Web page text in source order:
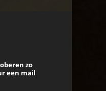
zo
een mail